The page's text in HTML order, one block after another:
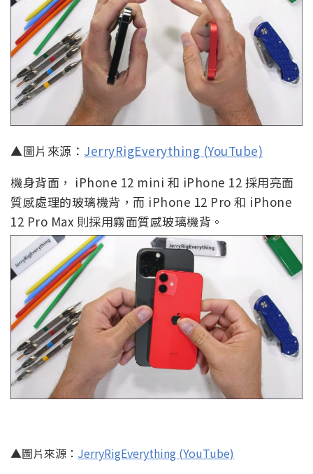
▲圖片來源： JerryRigEverything (YouTube)
機身背面， iPhone 12 mini 和 iPhone 12 採用亮面
質感處理的玻璃機背，而 iPhone 12 Pro 和 iPhone
12 Pro Max 則採用霧面質感玻璃機背。
▲圖片來源： JerryRigEverything (YouTube)